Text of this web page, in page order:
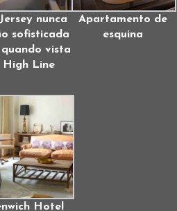
nunca
sofisticada
vista
High Line
Apartamento de
esquina
Hotel